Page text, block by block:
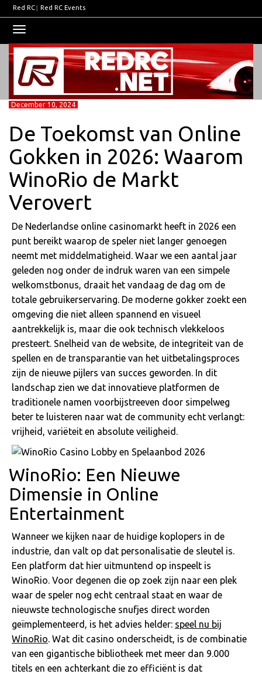
Red RC| Red RC Events
navigation
December 10, 2024
De Toekomst van Online
Gokken in 2026: Waarom
WinoRio de Markt
Verovert
De Nederlandse online casinomarkt heeft in 2026 een
punt bereikt waarop de speler niet langer genoegen
neemt met middelmatigheid. Waar we een aantal jaar
geleden nog onder de indruk waren van een simpele
welkomstbonus, draait het vandaag de dag om de
totale gebruikerservaring. De moderne gokker zoekt een
omgeving die niet alleen spannend en visueel
aantrekkelijk is, maar die ook technisch vlekkeloos
presteert. Snelheid van de website, de integriteit van de
spellen en de transparantie van het uitbetalingsproces
zijn de nieuwe pijlers van succes geworden. In dit
landschap zien we dat innovatieve platformen de
traditionele namen voorbijstreeven door simpelweg
beter te luisteren naar wat de community echt verlangt:
vrijheid, variëteit en absolute veiligheid.
WinoRio: Een Nieuwe
Dimensie in Online
Entertainment
Wanneer we kijken naar de huidige koplopers in de
industrie, dan valt op dat personalisatie de sleutel is.
Een platform dat hier uitmuntend op inspeelt is
WinoRio. Voor degenen die op zoek zijn naar een plek
waar de speler nog echt centraal staat en waar de
nieuwste technologische snufjes direct worden
geïmplementeerd, is het advies helder: speel nu bij
WinoRio. Wat dit casino onderscheidt, is de combinatie
van een gigantische bibliotheek met meer dan 9.000
titels en een achterkant die zo efficiënt is dat